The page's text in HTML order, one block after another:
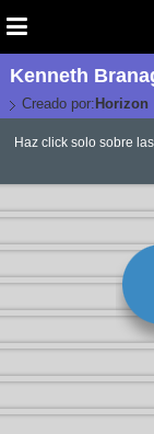
Kenneth
Creado por: Horizon
Haz click solo sobre